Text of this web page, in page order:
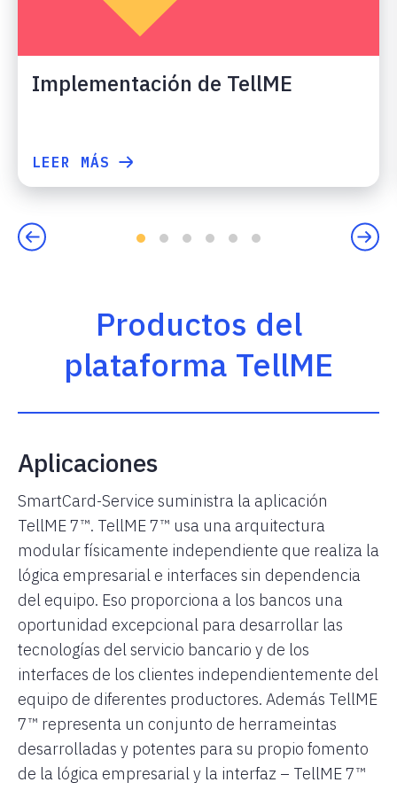
Implementación de TellME
LEER MÁS
Productos del
plataforma TellME
Aplicaciones
SmartCard-Service suministra la aplicación
TellME 7™. TellME 7™ usa una arquitectura
modular físicamente independiente que realiza la
lógica empresarial e interfaces sin dependencia
del equipo. Eso proporciona a los bancos una
oportunidad excepcional para desarrollar las
tecnologías del servicio bancario y de los
interfaces de los clientes independientemente del
equipo de diferentes productores. Además TellME
7™ representa un conjunto de herrameintas
desarrolladas y potentes para su propio fomento
de la lógica empresarial y la interfaz – TellME 7™